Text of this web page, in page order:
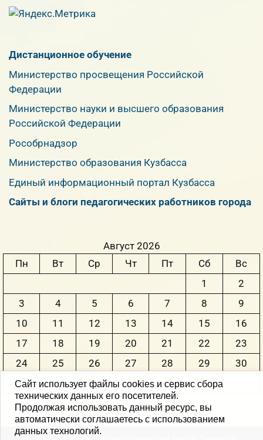
Дистанционное обучение
Министерство просвещения Российской
Федерации
Министерство науки и высшего образования
Российской Федерации
Рособрнадзор
Министерство образования Кузбасса
Единый информационный портал Кузбасса
Сайты и блоги педагогических работников города
Август 2026
Пн
Вт Ср Чт Пт Сб
Вс
1
2
3
4 5 6 7 8
9
10
11 12 13 14 15
16
17
18 19 20 21 22
23
24
25 26 27 28 29
30
31
« Июн
Сайт использует файлы cookies и сервис сбора
технических данных его посетителей.
Продолжая использовать данный ресурс, вы
автоматически соглашаетесь с использованием
данных технологий.